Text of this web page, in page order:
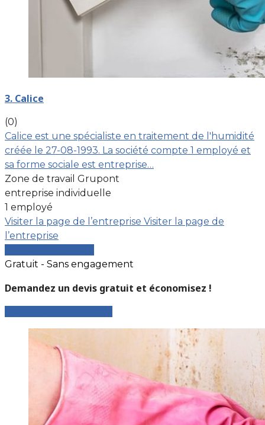
3. Calice
(0)
Calice est une spécialiste en traitement de l'humidité
créée le 27-08-1993. La société compte 1 employé et
sa forme sociale est entreprise…
Zone de travail Grupont
entreprise individuelle
1 employé
Visiter la page de l’entreprise Visiter la page de
l’entreprise
Gratuit - Sans engagement
Demandez un devis gratuit et économisez !